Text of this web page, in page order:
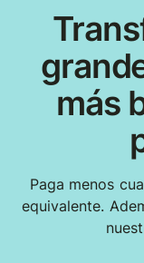
más
Paga menos
equivalente.